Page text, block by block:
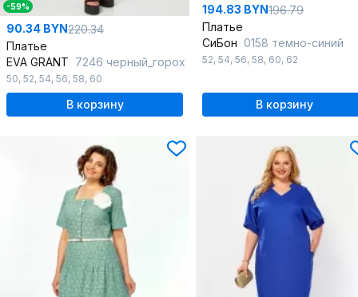
-59%
90.34 BYN220.34
Платье
EVA GRANT 7246 черный_горох
50, 52, 54, 56, 58, 60
В корзину
194.83 BYN196.79
Платье
СиБон 0158 темно-синий
52, 54, 56, 58, 60, 62
В корзину